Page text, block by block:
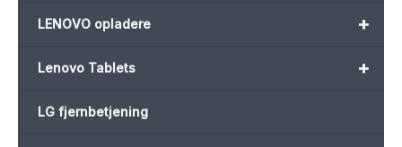
+
LENOVO opladere
+
Lenovo Tablets
LG fjernbetjening